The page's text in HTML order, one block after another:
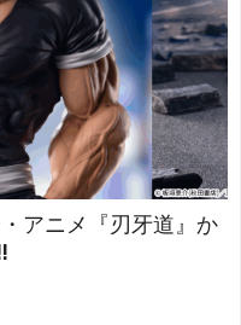
アニメ『刃牙道』か